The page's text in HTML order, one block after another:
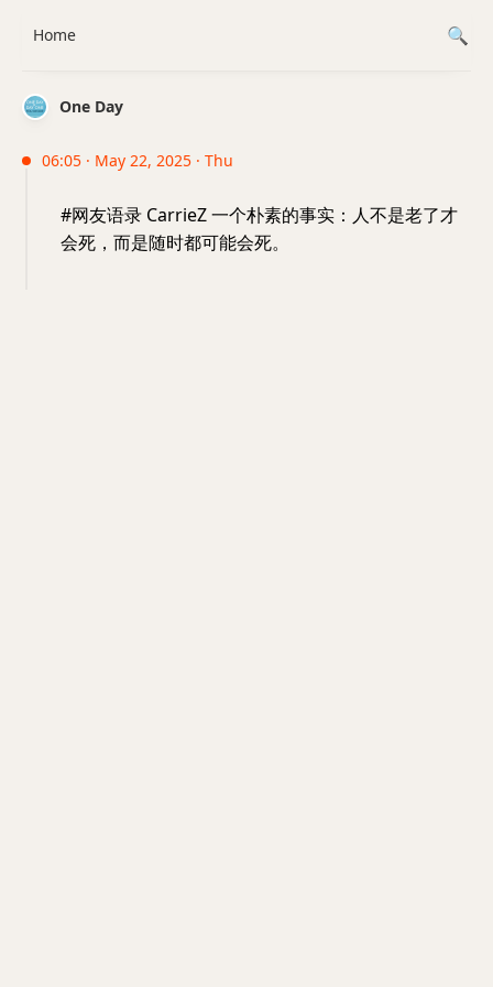
One Day
06:05 · May 22, 2025 · Thu
#网友语录 CarrieZ 一个朴素的事实：人不是老了才
会死，而是随时都可能会死。
Home